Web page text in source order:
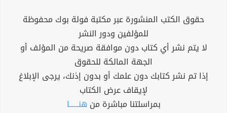
حقوق الكتب المنشورة عبر مكتبة فولة بوك محفوظة
للمؤلفين ودور النشر
لا يتم نشر أي كتاب دون موافقة صريحة من المؤلف أو
الجهة المالكة للحقوق
إذا تم نشر كتابك دون علمك أو بدون إذنك، يرجى الإبلاغ
لإيقاف عرض الكتاب
بمراسلتنا مباشرة من هنــــــا